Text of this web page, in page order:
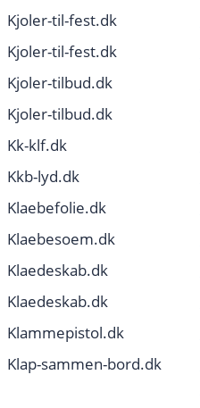
Kjoler-til-fest.dk
Kjoler-til-fest.dk
Kjoler-tilbud.dk
Kjoler-tilbud.dk
Kk-klf.dk
Kkb-lyd.dk
Klaebefolie.dk
Klaebesoem.dk
Klaedeskab.dk
Klaedeskab.dk
Klammepistol.dk
Klap-sammen-bord.dk